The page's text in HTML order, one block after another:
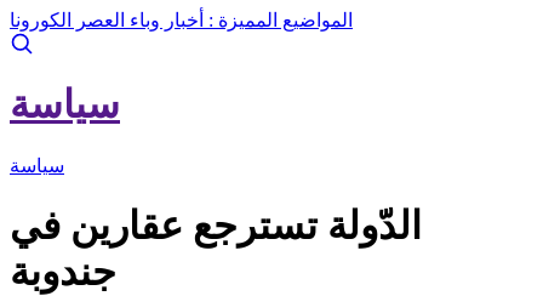
المواضيع المميزة : أخبار وباء العصر الكورونا
سياسة
سياسة
الدّولة تسترجع عقارين في
جندوبة